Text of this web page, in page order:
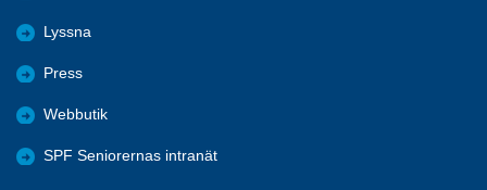
Lyssna
Press
Webbutik
SPF Seniorernas intranät